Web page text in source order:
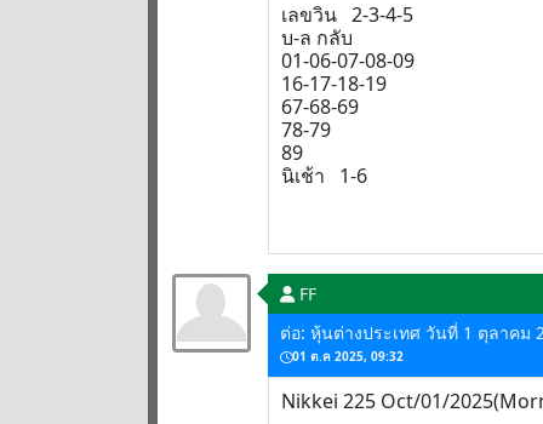
เลขวิน 2-3-4-5
บ-ล กลับ
01-06-07-08-09
16-17-18-19
67-68-69
78-79
89
นิเช้า 1-6
FF
ต่อ: หุ้นต่างประเทศ วันที่ 1 ตุลาคม
01 ต.ค 2025, 09:32
Nikkei 225 Oct/01/